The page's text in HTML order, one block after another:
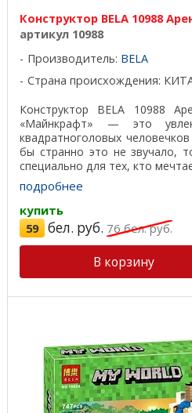
Конструктор BELA 10988
артикул 10988
Производитель: BELA
Страна происхождения:
Конструктор BELA 10988
«Майнкрафт» — это
квадратноголовых
бы странно это не звучало,
специально для тех, кто
подробнее
купить
59 бел. руб. 76бел. руб.
В корзину